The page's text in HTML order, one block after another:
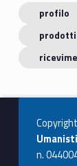
profilo
n.